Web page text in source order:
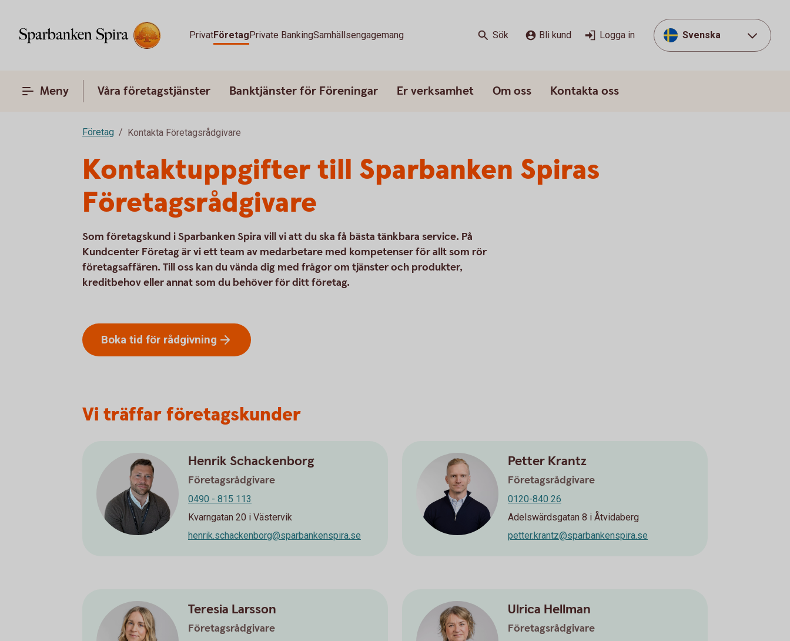
PrivatFöretagPrivate BankingSamhällsengagemang Sök Bli kund Logga in Svenska
Meny Våra företagstjänster Banktjänster för Föreningar Er verksamhet Om oss Kontakta oss
Företag Kontakta Företagsrådgivare
Kontaktuppgifter till Sparbanken Spiras
Företagsrådgivare
Som företagskund i Sparbanken Spira vill vi att du ska få bästa tänkbara service. På
Kundcenter Företag är vi ett team av medarbetare med kompetenser för allt som rör
företagsaffären. Till oss kan du vända dig med frågor om tjänster och produkter,
kreditbehov eller annat som du behöver för ditt företag.
Boka tid för rådgivning
Vi träffar företagskunder
Henrik Schackenborg
Företagsrådgivare
0490 - 815 113
Kvarngatan 20 i Västervik
henrik.schackenborg@sparbankenspira.se
Petter Krantz
Företagsrådgivare
0120-840 26
Adelswärdsgatan 8 i Åtvidaberg
petter.krantz@sparbankenspira.se
Teresia Larsson
Företagsrådgivare
Ulrica Hellman
Företagsrådgivare